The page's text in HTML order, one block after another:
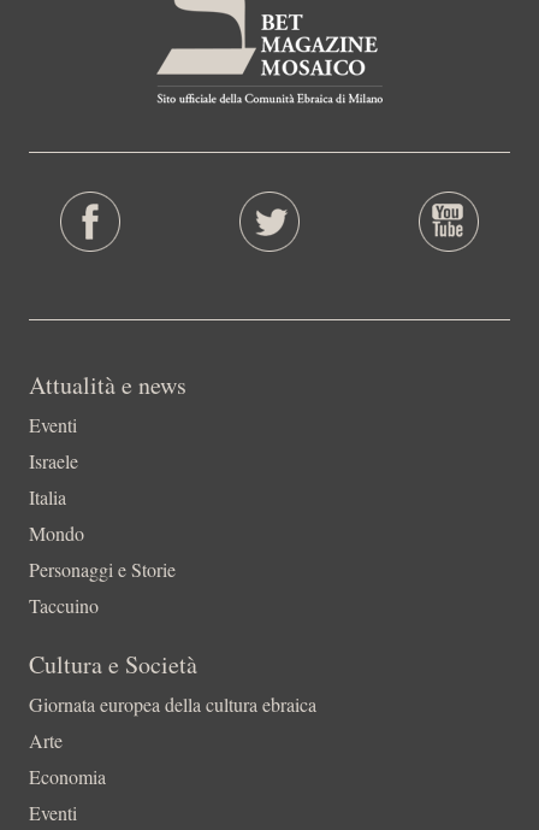
Attualità e news
Eventi
Israele
Italia
Mondo
Personaggi e Storie
Taccuino
Cultura e Società
Giornata europea della cultura ebraica
Arte
Economia
Eventi